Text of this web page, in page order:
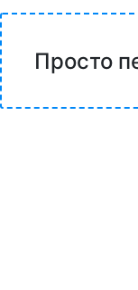
Просто